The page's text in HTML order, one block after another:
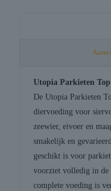
Utopia Parkieten
De Utopia Parkieten
diervoeding voor
zeewier, eivoer en
smakelijk en
geschikt is voor
voorziet volledig in de
complete voeding is